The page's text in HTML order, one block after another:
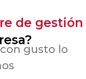
de gestión
gusto lo